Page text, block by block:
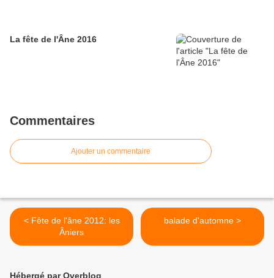
La fête de l'Âne 2016
Commentaires
Ajouter un commentaire
< Fête de l'âne 2012: les
Âniers
balade d'automne >
Hébergé par Overblog